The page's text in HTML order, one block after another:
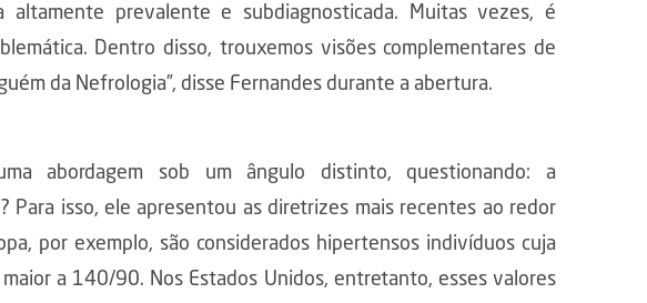
altamente prevalente e subdiagnosticada. Muitas vezes, é
Dentro disso, trouxemos visões complementares de
da Nefrologia”, disse Fernandes durante a abertura.
abordagem sob um ângulo distinto, questionando: a
Para isso, ele apresentou as diretrizes mais recentes ao redor
por exemplo, são considerados hipertensos indivíduos cuja
a 140/90. Nos Estados Unidos, entretanto, esses valores